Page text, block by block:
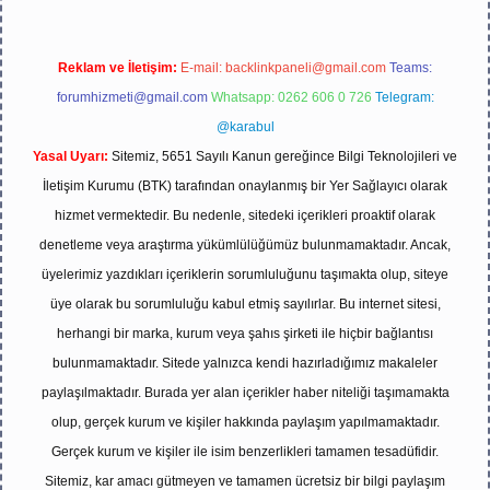
Reklam ve İletişim: E-mail: backlinkpaneli@gmail.com Teams:
forumhizmeti@gmail.com Whatsapp: 0262 606 0 726 Telegram:
@karabul
Yasal Uyarı: Sitemiz, 5651 Sayılı Kanun gereğince Bilgi Teknolojileri ve
İletişim Kurumu (BTK) tarafından onaylanmış bir Yer Sağlayıcı olarak
hizmet vermektedir. Bu nedenle, sitedeki içerikleri proaktif olarak
denetleme veya araştırma yükümlülüğümüz bulunmamaktadır. Ancak,
üyelerimiz yazdıkları içeriklerin sorumluluğunu taşımakta olup, siteye
üye olarak bu sorumluluğu kabul etmiş sayılırlar. Bu internet sitesi,
herhangi bir marka, kurum veya şahıs şirketi ile hiçbir bağlantısı
bulunmamaktadır. Sitede yalnızca kendi hazırladığımız makaleler
paylaşılmaktadır. Burada yer alan içerikler haber niteliği taşımamakta
olup, gerçek kurum ve kişiler hakkında paylaşım yapılmamaktadır.
Gerçek kurum ve kişiler ile isim benzerlikleri tamamen tesadüfidir.
Sitemiz, kar amacı gütmeyen ve tamamen ücretsiz bir bilgi paylaşım